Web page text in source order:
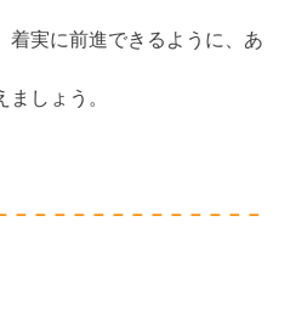
着実に前進できるように、あ
しょう。
－－－－－－－－－－－－－